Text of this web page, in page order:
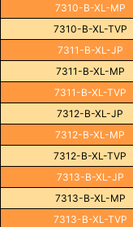
7310-B-XL-MP
7310-B-XL-TVP
7311-B-XL-JP
7311-B-XL-MP
7311-B-XL-TVP
7312-B-XL-JP
7312-B-XL-MP
7312-B-XL-TVP
7313-B-XL-JP
7313-B-XL-MP
7313-B-XL-TVP